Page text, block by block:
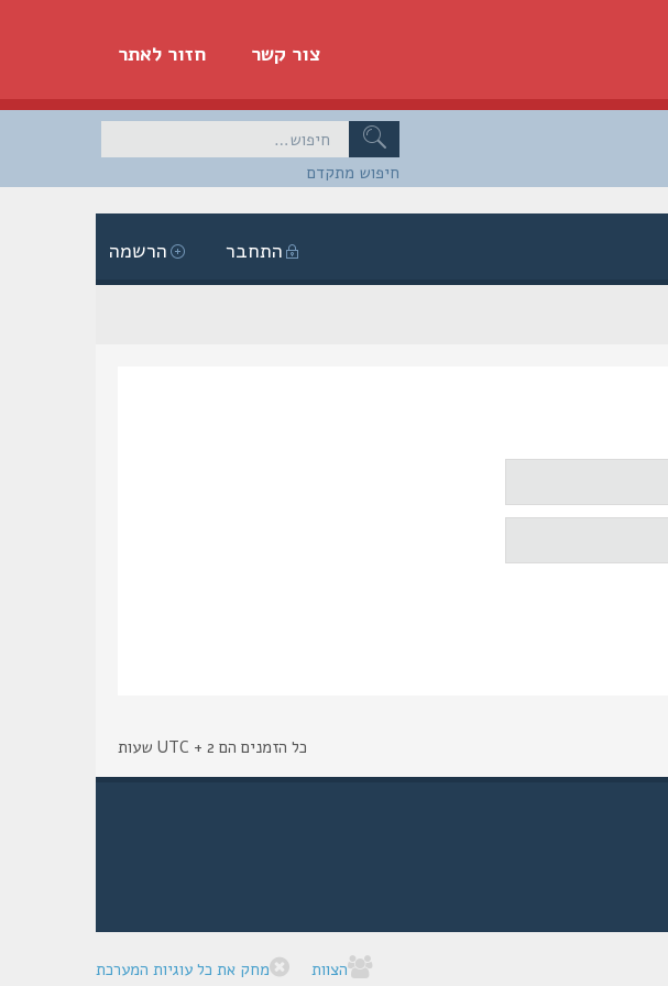
חזור לאתר צור קשר
חיפוש מתקדם
הרשמה התחבר
כל הזמנים הם UTC + 2 שעות
הצוות מחק את כל עוגיות המערכת